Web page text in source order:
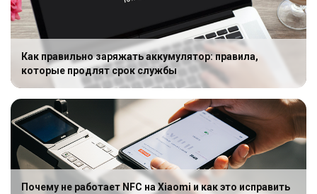
Как правильно заряжать аккумулятор: правила,
которые продлят срок службы
Почему не работает NFC на Xiaomi и как это исправить